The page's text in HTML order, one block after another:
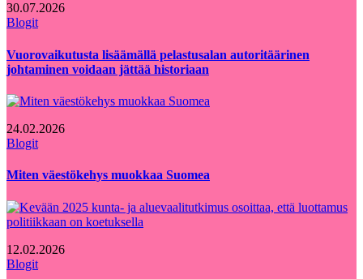
30.07.2026
Blogit
Vuorovaikutusta lisäämällä pelastusalan autoritäärinen
johtaminen voidaan jättää historiaan
24.02.2026
Blogit
Miten väestökehys muokkaa Suomea
12.02.2026
Blogit